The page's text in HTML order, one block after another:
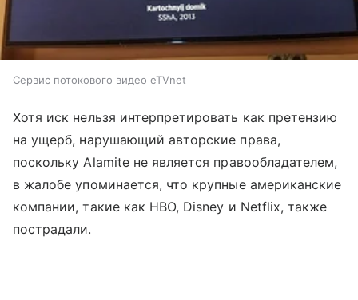
Сервис потокового видео eTVnet
Хотя иск нельзя интерпретировать как претензию
на ущерб, нарушающий авторские права,
поскольку Alamite не является правообладателем,
в жалобе упоминается, что крупные американские
компании, такие как HBO, Disney и Netflix, также
пострадали.